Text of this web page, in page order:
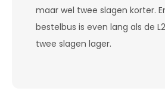
maar wel twee slagen korter.
bestelbus is even lang als de
twee slagen lager.